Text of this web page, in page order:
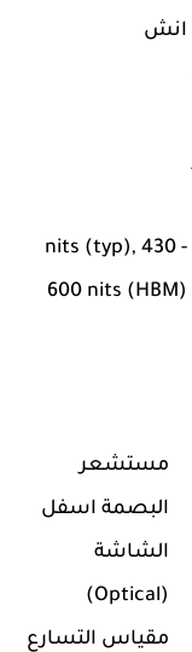
انش
- 430 nits (typ),
600 nits (HBM)
مستشعر
البصمة اسفل
الشاشة
(Optical)
مقياس التسارع